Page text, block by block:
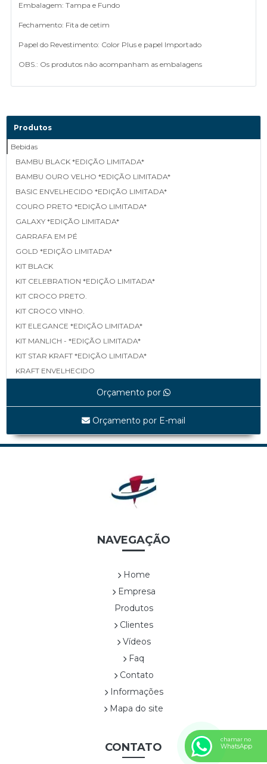
Embalagem: Tampa e Fundo
Fechamento: Fita de cetim
Papel do Revestimento: Color Plus e papel Importado
OBS.: Os produtos não acompanham as embalagens
Produtos
Bebidas
BAMBU BLACK *EDIÇÃO LIMITADA*
BAMBU OURO VELHO *EDIÇÃO LIMITADA*
BASIC ENVELHECIDO *EDIÇÃO LIMITADA*
COURO PRETO *EDIÇÃO LIMITADA*
GALAXY *EDIÇÃO LIMITADA*
GARRAFA EM PÉ
GOLD *EDIÇÃO LIMITADA*
KIT BLACK
KIT CELEBRATION *EDIÇÃO LIMITADA*
KIT CROCO PRETO.
KIT CROCO VINHO.
KIT ELEGANCE *EDIÇÃO LIMITADA*
KIT MANLICH - *EDIÇÃO LIMITADA*
KIT STAR KRAFT *EDIÇÃO LIMITADA*
KRAFT ENVELHECIDO
MATELASSÊ *EDIÇÃO LIMITADA*
SHINE BLACK *EDIÇÃO LIMITADA*
WHITE LINEA *EDIÇÃO LIMITADA*
CES0004A ALÇA DUPLA DE NYLON
CES0005A RETANGULAR COM ALÇAS
CES0008A CESTA COM FLOR1
CES0009A CESTA COM FLOR 2
CES0010A CESTA COM FLOR3
CES0011A CESTA COM FLOR4
CES0012A CESTA COM FRUTAS
CONF0002A BRIGADEIRO
Orçamento por
Orçamento por E-mail
NAVEGAÇÃO
Home
Empresa
Produtos
Clientes
Vídeos
Faq
Contato
Informações
Mapa do site
CONTATO
chamar no
WhatsApp